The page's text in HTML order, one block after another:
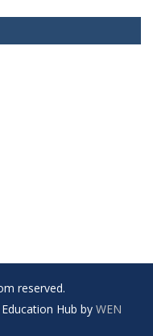
reserved.
Education Hub by WEN